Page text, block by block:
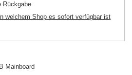
Rückgabe
welchem Shop es sofort verfügbar ist
Mainboard